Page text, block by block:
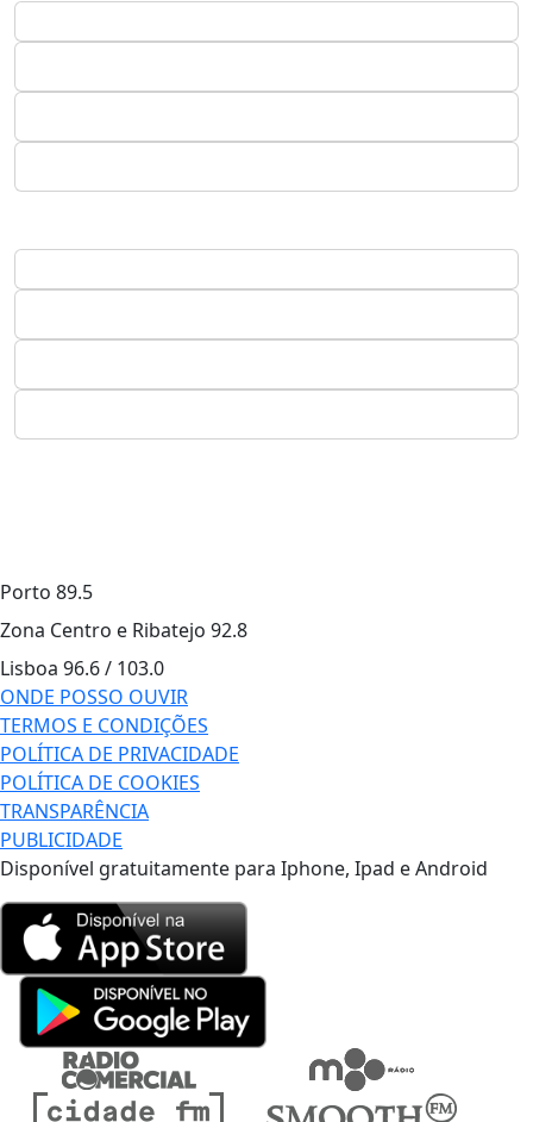
Porto 89.5
Zona Centro e Ribatejo 92.8
Lisboa 96.6 / 103.0
ONDE POSSO OUVIR
TERMOS E CONDIÇÕES
POLÍTICA DE PRIVACIDADE
POLÍTICA DE COOKIES
TRANSPARÊNCIA
PUBLICIDADE
Disponível gratuitamente para Iphone, Ipad e Android